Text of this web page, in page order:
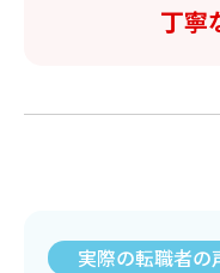
丁寧
実際の転職者の